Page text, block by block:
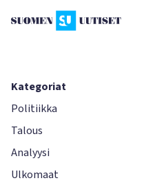
Kategoriat
Politiikka
Talous
Analyysi
Ulkomaat